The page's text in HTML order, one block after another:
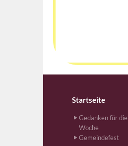
Startseite
Gedanken für die
Woche
Gemeindefest